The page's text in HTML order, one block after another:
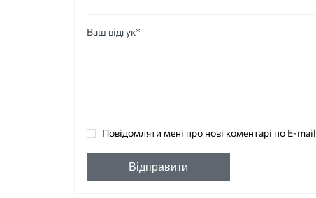
Ваш відгук*
Повідомляти мені про нові коментарі по E-mail
Відправити